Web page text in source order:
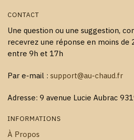
CONTACT
Une question ou une suggestion,
recevrez une réponse en moins de
entre 9h et 17h
Par e-mail : support@au-chaud.fr
Adresse: 9 avenue Lucie Aubrac
INFORMATIONS
À Propos